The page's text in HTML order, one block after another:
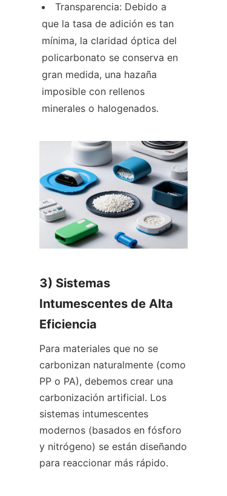
Transparencia: Debido a
que la tasa de adición es tan
mínima, la claridad óptica del
policarbonato se conserva en
gran medida, una hazaña
imposible con rellenos
minerales o halogenados.
3) Sistemas
Intumescentes de Alta
Eficiencia
Para materiales que no se
carbonizan naturalmente (como
PP o PA), debemos crear una
carbonización artificial. Los
sistemas intumescentes
modernos (basados en fósforo
y nitrógeno) se están diseñando
para reaccionar más rápido.